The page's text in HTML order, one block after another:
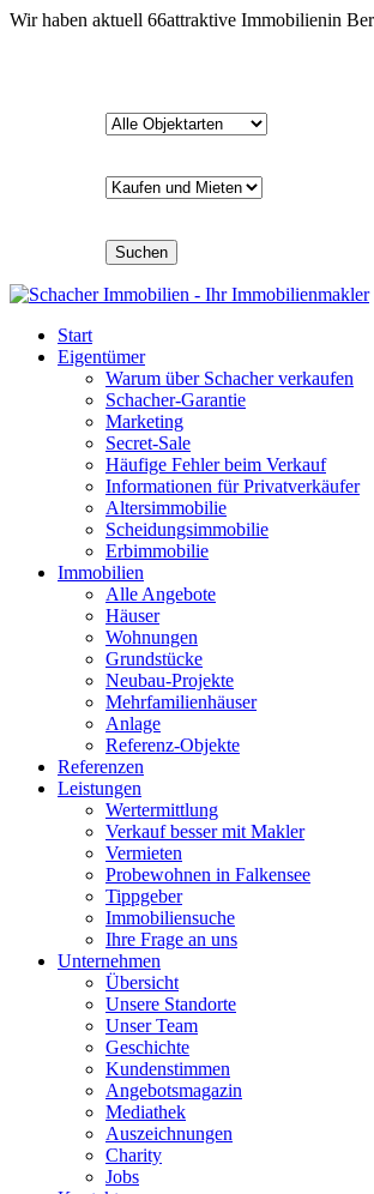
Wir haben aktuell 66attraktive Immobilienin
Suchen
Start
Eigentümer
Warum über Schacher verkaufen
Schacher-Garantie
Marketing
Secret-Sale
Häufige Fehler beim Verkauf
Informationen für Privatverkäufer
Altersimmobilie
Scheidungsimmobilie
Erbimmobilie
Immobilien
Alle Angebote
Häuser
Wohnungen
Grundstücke
Neubau-Projekte
Mehrfamilienhäuser
Anlage
Referenz-Objekte
Referenzen
Leistungen
Wertermittlung
Verkauf besser mit Makler
Vermieten
Probewohnen in Falkensee
Tippgeber
Immobiliensuche
Ihre Frage an uns
Unternehmen
Übersicht
Unsere Standorte
Unser Team
Geschichte
Kundenstimmen
Angebotsmagazin
Mediathek
Auszeichnungen
Charity
Jobs